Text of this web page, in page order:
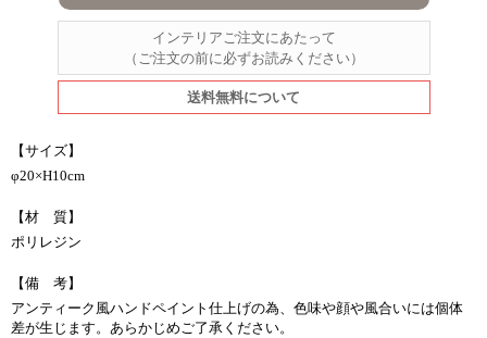
インテリアご注文にあたって
（ご注文の前に必ずお読みください）
送料無料について
【サイズ】
φ20×H10cm
【材 質】
ポリレジン
【備 考】
アンティーク風ハンドペイント仕上げの為、色味や顔や風合いには個体
差が生じます。あらかじめご了承ください。